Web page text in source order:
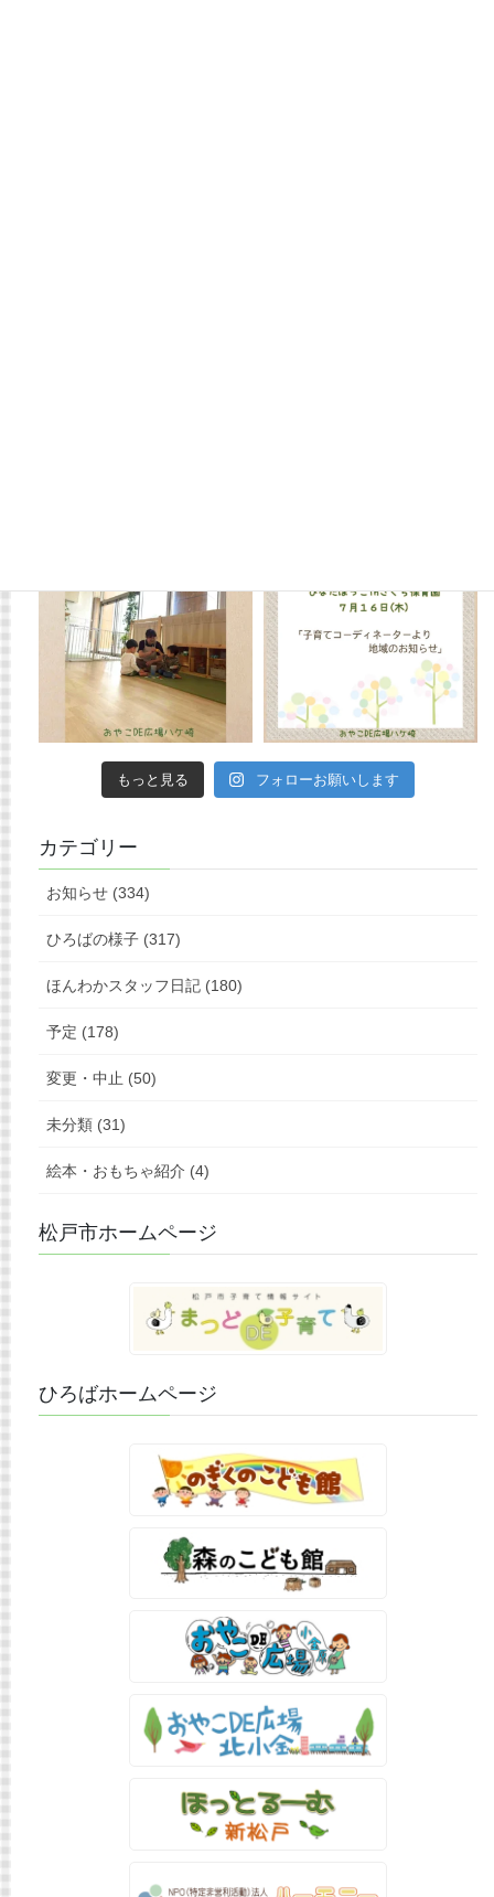
もっと見る フォローお願いします
カテゴリー
お知らせ (334)
ひろばの様子 (317)
ほんわかスタッフ日記 (180)
予定 (178)
変更・中止 (50)
未分類 (31)
絵本・おもちゃ紹介 (4)
松戸市ホームページ
ひろばホームページ